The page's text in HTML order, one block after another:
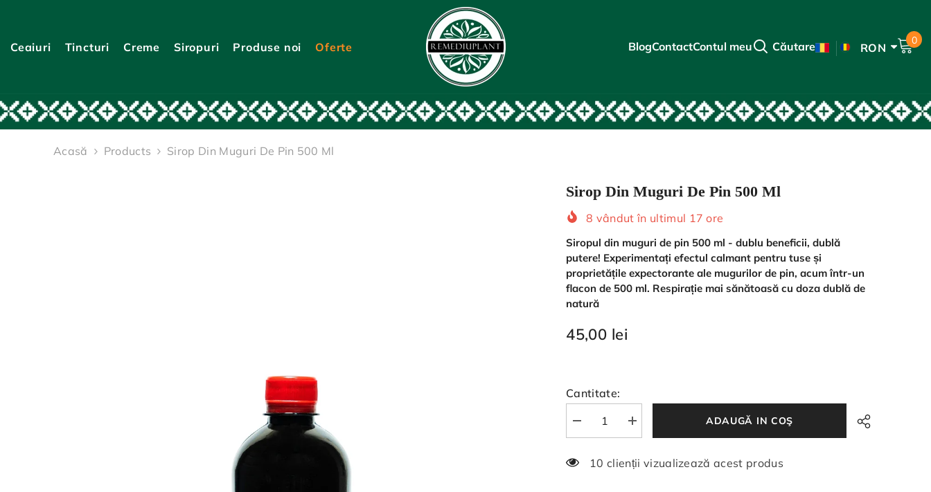
Ceaiuri Tincturi Creme Siropuri Produse noi Oferte BlogContactContul meu
Căutare
EN
RON
RON
00
Acasă Products Sirop Din Muguri De Pin 500 Ml
Sirop Din Muguri De Pin 500 Ml
8 vândut în ultimul 17 ore
Siropul din muguri de pin 500 ml - dublu beneficii, dublă
putere! Experimentați efectul calmant pentru tuse și
proprietățile expectorante ale mugurilor de pin, acum într-un
flacon de 500 ml. Respirație mai sănătoasă cu doza dublă de
natură
45,00 lei
Cantitate:
Reduceți
cantitatea
Sirop
din
Măriți
cantitatea
Sirop
din
ADAUGĂ IN COŞ
1 clienții vizualizează acest produs